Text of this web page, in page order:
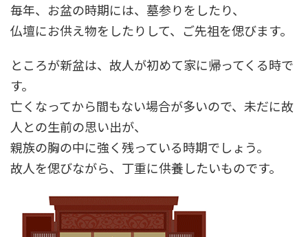
毎年、お盆の時期には、墓参りをしたり、
仏壇にお供え物をしたりして、ご先祖を偲びます。
ところが新盆は、故人が初めて家に帰ってくる時で
す。
亡くなってから間もない場合が多いので、未だに故
人との生前の思い出が、
親族の胸の中に強く残っている時期でしょう。
故人を偲びながら、丁重に供養したいものです。